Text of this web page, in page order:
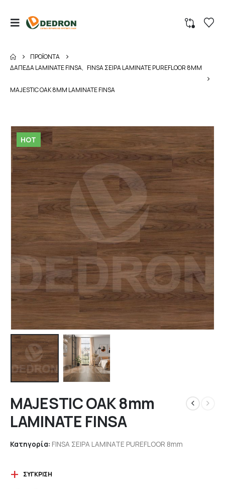
ΠΡΟΪΌΝΤΑ
ΔΑΠΕΔΑ LAMINATE FINSA, FINSA ΣΕΙΡΑ LAMINATE PUREFLOOR 8MM
MAJESTIC OAK 8MM LAMINATE FINSA
HOT
MAJESTIC OAK 8mm
LAMINATE FINSA
Κατηγορία: FINSA ΣΕΙΡΑ LAMINATE PUREFLOOR 8mm
ΣΎΓΚΡΙΣΗ